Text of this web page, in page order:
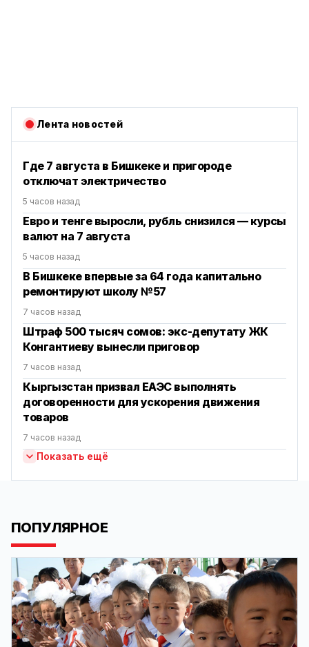
Лента новостей
Где 7 августа в Бишкеке и пригороде
отключат электричество
5 часов назад
Евро и тенге выросли, рубль снизился — курсы
валют на 7 августа
5 часов назад
В Бишкеке впервые за 64 года капитально
ремонтируют школу №57
7 часов назад
Штраф 500 тысяч сомов: экс-депутату ЖК
Конгантиеву вынесли приговор
7 часов назад
Кыргызстан призвал ЕАЭС выполнять
договоренности для ускорения движения
товаров
7 часов назад
Показать ещё
ПОПУЛЯРНОЕ